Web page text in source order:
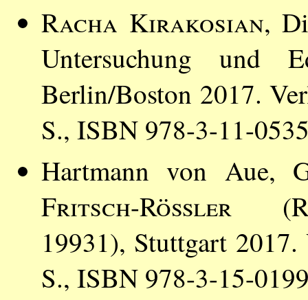
Racha Kirakosian,
Untersuchung und
Berlin/Boston 2017.
S., ISBN 978-3-11-
Hartmann von Aue,
Fritsch-Rößler
19931), Stuttgart
S., ISBN 978-3-15-